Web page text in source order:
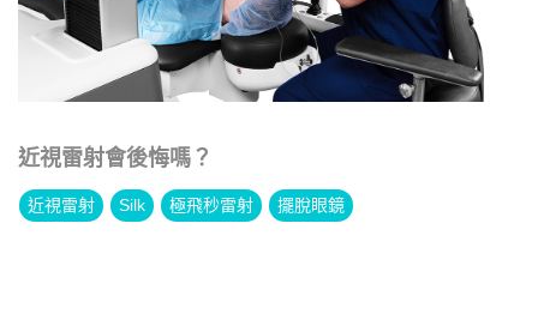
近視雷射會後悔嗎？
近視雷射 Silk 極飛秒雷射 擺脫眼鏡